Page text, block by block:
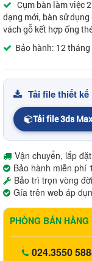
Cụm bàn làm việc
dạng mới, bàn sử
vách gỗ kết hợp ống
Bảo hành: 12 tháng
Tải file thiết kế
Tải file 3ds Max
Vận chuyển, lắp
Bảo hành miễn phí
Bảo trì trọn vòng
Gía trên web áp
PHÒNG BÁN
024.3550